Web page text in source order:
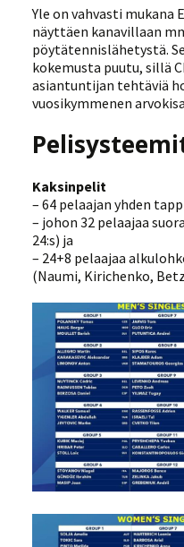
Yle on vahvasti
näyttäen kanavillaan
pöytätennislähetystä.
kokemusta puutu, sillä
asiantuntijan tehtäviä
vuosikymmenen
Kaksinpelit
– 64 pelaajan yhden
– johon 32 pelaajaa
24:s) ja
– 24+8 pelaajaa
(Naumi, Kirichenko,